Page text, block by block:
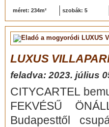
méret: 234m² szobák: 5
LUXUS
feladva: 2023. július
CITYCARTEL
FEKVÉSŰ
Budapesttől